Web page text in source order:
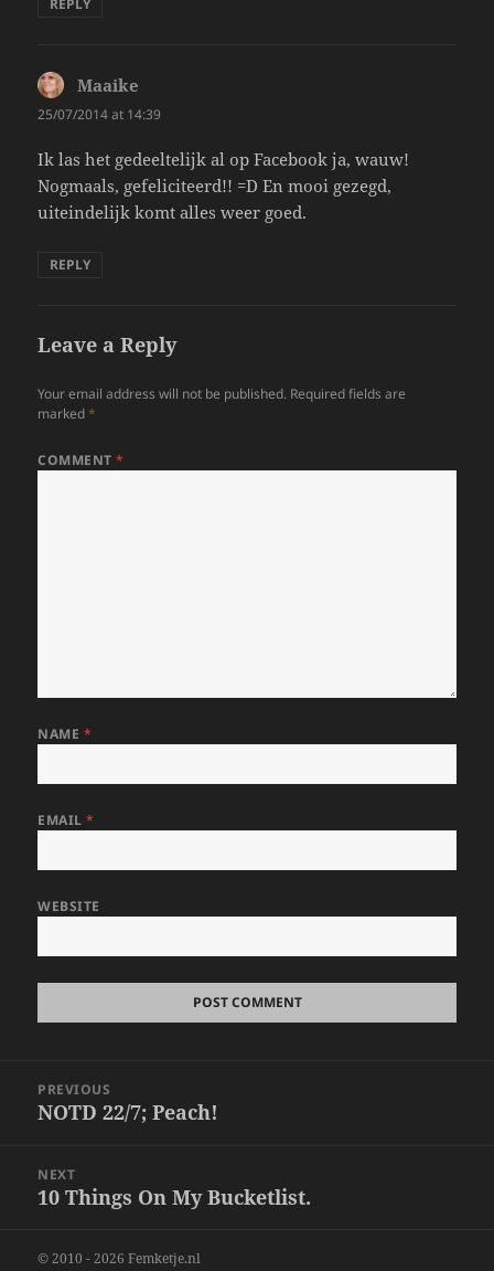
Maaike
25/07/2014 at 14:39
Ik las het gedeeltelijk al op Facebook ja, wauw!
Nogmaals, gefeliciteerd!! =D En mooi gezegd,
uiteindelijk komt alles weer goed.
REPLY
Leave a Reply
Your email address will not be published. Required fields are
marked*
COMMENT*
NAME *
EMAIL*
WEBSITE
navigation
PREVIOUS
Previous
NOTD 22/7; Peach!
NEXT
Next
10 Things On My Bucketlist.
© 2010 - 2026 Femketje.nl